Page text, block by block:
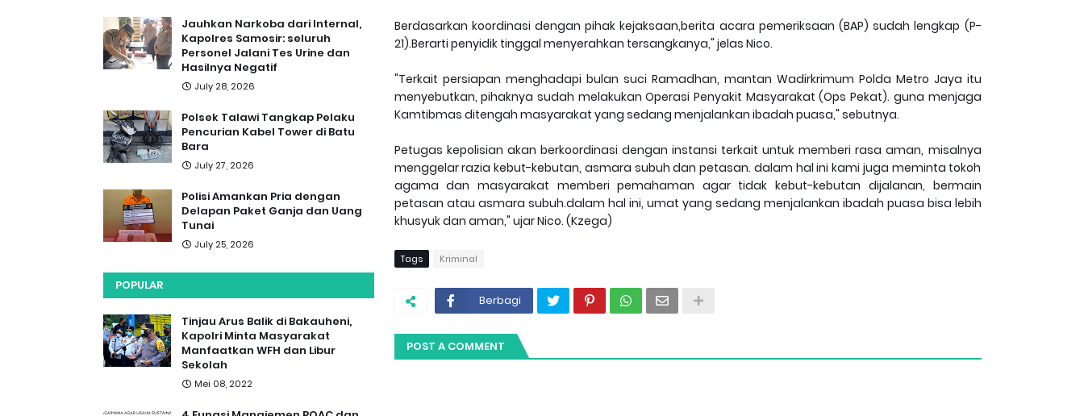
Berdasarkan koordinasi dengan pihak kejaksaan,berita acara pemeriksaan (BAP) sudah lengkap (P-
21).Berarti penyidik tinggal menyerahkan tersangkanya," jelas Nico.
"Terkait persiapan menghadapi bulan suci Ramadhan, mantan Wadirkrimum Polda Metro Jaya itu
menyebutkan, pihaknya sudah melakukan Operasi Penyakit Masyarakat (Ops Pekat). guna menjaga
Kamtibmas ditengah masyarakat yang sedang menjalankan ibadah puasa," sebutnya.
Petugas kepolisian akan berkoordinasi dengan instansi terkait untuk memberi rasa aman, misalnya
menggelar razia kebut-kebutan, asmara subuh dan petasan. dalam hal ini kami juga meminta tokoh
agama dan masyarakat memberi pemahaman agar tidak kebut-kebutan dijalanan, bermain
petasan atau asmara subuh.dalam hal ini, umat yang sedang menjalankan ibadah puasa bisa lebih
khusyuk dan aman," ujar Nico. (Kzega)
Tags Kriminal
Berbagi
POST A COMMENT
Jauhkan Narkoba dari Internal,
Kapolres Samosir: seluruh
Personel Jalani Tes Urine dan
Hasilnya Negatif
July 28, 2026
Polsek Talawi Tangkap Pelaku
Pencurian Kabel Tower di Batu
Bara
July 27, 2026
Polisi Amankan Pria dengan
Delapan Paket Ganja dan Uang
Tunai
July 25, 2026
POPULAR
Tinjau Arus Balik di Bakauheni,
Kapolri Minta Masyarakat
Manfaatkan WFH dan Libur
Sekolah
Mei 08, 2022